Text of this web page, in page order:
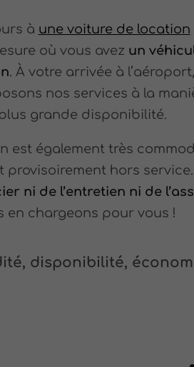
à une voiture de location
où vous avez un
. À votre arrivée à
nos services à la
grande disponibilité.
est également très
provisoirement hors service.
ni de l’entretien ni de
en chargeons pour vous !
disponibilité,